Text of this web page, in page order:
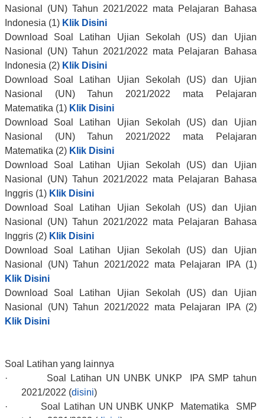
Nasional (UN) Tahun 2021/2022 mata Pelajaran Bahasa
Indonesia (1) Klik Disini
Download Soal Latihan Ujian Sekolah (US) dan Ujian
Nasional (UN) Tahun 2021/2022 mata Pelajaran Bahasa
Indonesia (2) Klik Disini
Download Soal Latihan Ujian Sekolah (US) dan Ujian
Nasional (UN) Tahun 2021/2022 mata Pelajaran
Matematika (1) Klik Disini
Download Soal Latihan Ujian Sekolah (US) dan Ujian
Nasional (UN) Tahun 2021/2022 mata Pelajaran
Matematika (2) Klik Disini
Download Soal Latihan Ujian Sekolah (US) dan Ujian
Nasional (UN) Tahun 2021/2022 mata Pelajaran Bahasa
Inggris (1) Klik Disini
Download Soal Latihan Ujian Sekolah (US) dan Ujian
Nasional (UN) Tahun 2021/2022 mata Pelajaran Bahasa
Inggris (2) Klik Disini
Download Soal Latihan Ujian Sekolah (US) dan Ujian
Nasional (UN) Tahun 2021/2022 mata Pelajaran IPA (1)
Klik Disini
Download Soal Latihan Ujian Sekolah (US) dan Ujian
Nasional (UN) Tahun 2021/2022 mata Pelajaran IPA (2)
Klik Disini
Soal Latihan yang lainnya
·
Soal Latihan UN UNBK UNKP IPA SMP tahun
2021/2022 (disini)
·
Soal Latihan UN UNBK UNKP Matematika SMP